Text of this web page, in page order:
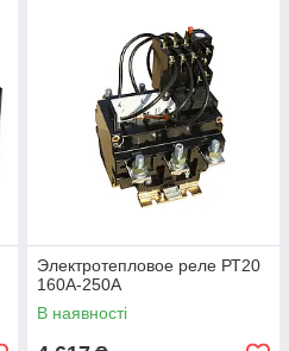
Электротепловое реле РТ20
160А-250А
В наявності